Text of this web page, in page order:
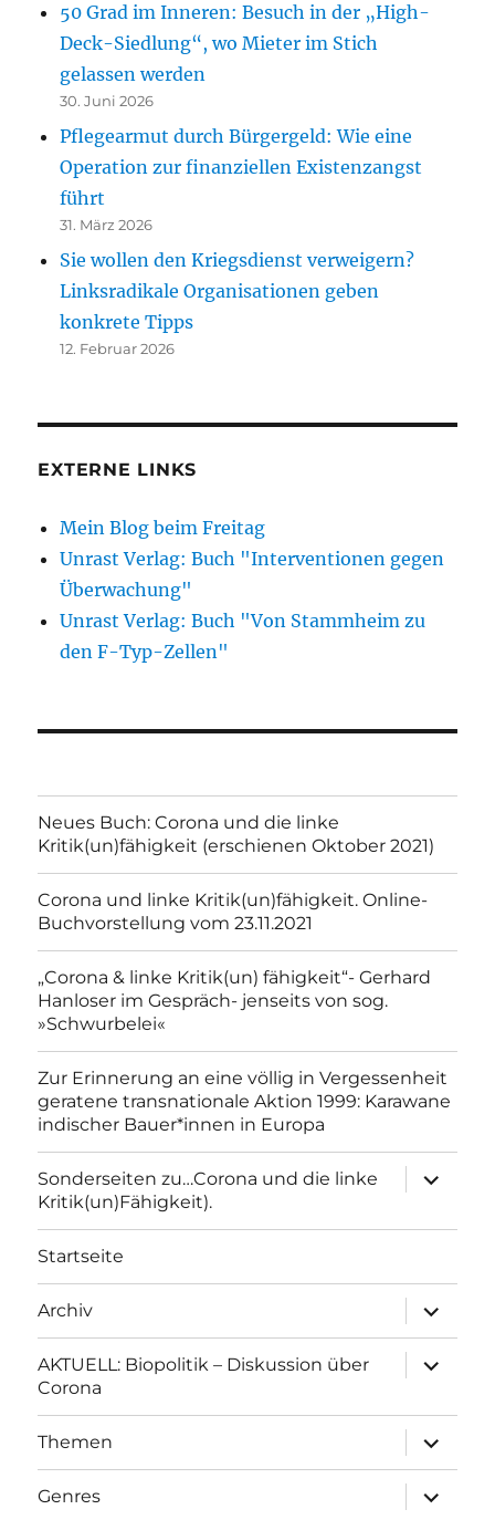
50 Grad im Inneren: Besuch in der „High-
Deck-Siedlung“, wo Mieter im Stich
gelassen werden
30. Juni 2026
Pflegearmut durch Bürgergeld: Wie eine
Operation zur finanziellen Existenzangst
führt
31. März 2026
Sie wollen den Kriegsdienst verweigern?
Linksradikale Organisationen geben
konkrete Tipps
12. Februar 2026
EXTERNE LINKS
Mein Blog beim Freitag
Unrast Verlag: Buch "Interventionen gegen
Überwachung"
Unrast Verlag: Buch "Von Stammheim zu
den F-Typ-Zellen"
Neues Buch: Corona und die linke
Kritik(un)fähigkeit (erschienen Oktober 2021)
Corona und linke Kritik(un)fähigkeit. Online-
Buchvorstellung vom 23.11.2021
„Corona & linke Kritik(un) fähigkeit“- Gerhard
Hanloser im Gespräch- jenseits von sog.
»Schwurbelei«
Zur Erinnerung an eine völlig in Vergessenheit
geratene transnationale Aktion 1999: Karawane
indischer Bauer*innen in Europa
Sonderseiten zu…Corona und die linke
Kritik(un)Fähigkeit).
anzeigen
Startseite
Archiv
anzeigen
AKTUELL: Biopolitik – Diskussion über
Corona
anzeigen
Themen
anzeigen
Genres
anzeigen